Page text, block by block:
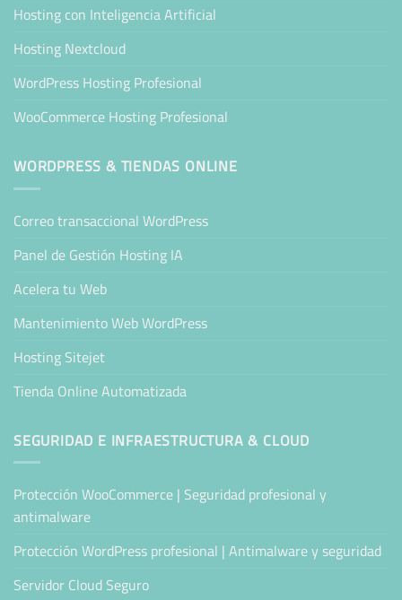
Hosting con Inteligencia Artificial
Hosting Nextcloud
WordPress Hosting Profesional
WooCommerce Hosting Profesional
WORDPRESS & TIENDAS ONLINE
Correo transaccional WordPress
Panel de Gestión Hosting IA
Acelera tu Web
Mantenimiento Web WordPress
Hosting Sitejet
Tienda Online Automatizada
SEGURIDAD E INFRAESTRUCTURA & CLOUD
Protección WooCommerce | Seguridad profesional y
antimalware
Protección WordPress profesional | Antimalware y seguridad
Servidor Cloud Seguro